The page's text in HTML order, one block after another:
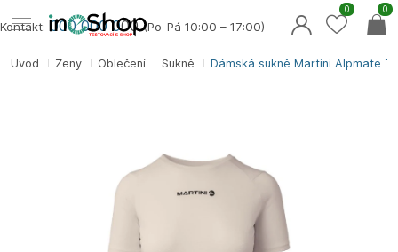
Úvod Ženy Oblečení Sukně Dámská sukně Martini Alpmate
Kontakt: 000 000 000(Po-Pá 10:00 – 17:00)
0
0